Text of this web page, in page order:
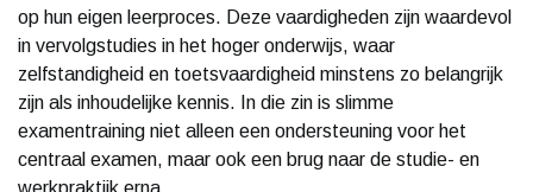
op hun eigen leerproces. Deze vaardigheden zijn waardevol
in vervolgstudies in het hoger onderwijs, waar
zelfstandigheid en toetsvaardigheid minstens zo belangrijk
zijn als inhoudelijke kennis. In die zin is slimme
examentraining niet alleen een ondersteuning voor het
centraal examen, maar ook een brug naar de studie- en
werkpraktijk erna.